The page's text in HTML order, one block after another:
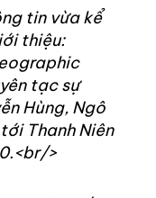
tin vừa kể
thiệu:
tạc sự
Hùng, Ngô
Thanh Niên
>